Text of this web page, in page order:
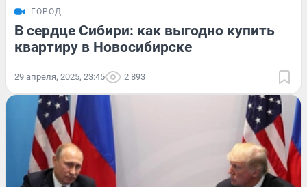
ГОРОД
В сердце Сибири: как выгодно купить
квартиру в Новосибирске
29 апреля, 2025, 23:45 2 893